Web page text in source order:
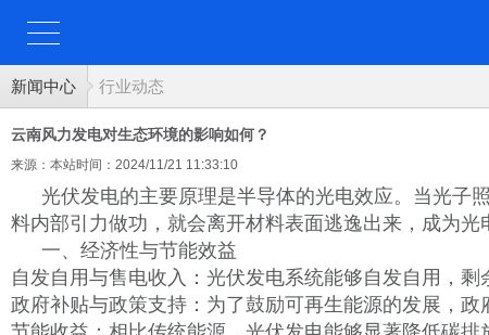
新闻中心 行业动态
云南风力发电对生态环境的影响如何？
来源：本站时间：2024/11/21 11:33:10
光伏发电的主要原理是半导体的光电效应。当光子
料内部引力做功，就会离开材料表面逃逸出来，成为
一、经济性与节能效益
自发自用与售电收入：光伏发电系统能够自发自用，
政府补贴与政策支持：为了鼓励可再生能源的发展，